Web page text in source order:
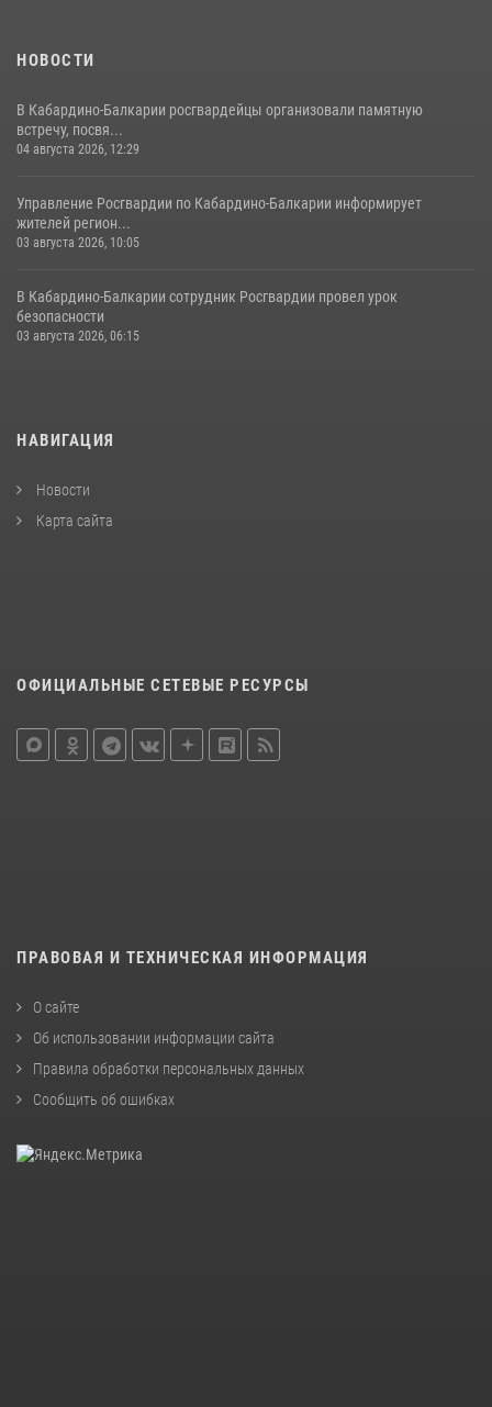
НОВОСТИ
В Кабардино-Балкарии росгвардейцы организовали памятную
встречу, посвя...
04 августа 2026, 12:29
Управление Росгвардии по Кабардино-Балкарии информирует
жителей регион...
03 августа 2026, 10:05
В Кабардино‑Балкарии сотрудник Росгвардии провел урок
безопасности
03 августа 2026, 06:15
НАВИГАЦИЯ
Новости
Карта сайта
ОФИЦИАЛЬНЫЕ СЕТЕВЫЕ РЕСУРСЫ
ПРАВОВАЯ И ТЕХНИЧЕСКАЯ ИНФОРМАЦИЯ
О сайте
Об использовании информации сайта
Правила обработки персональных данных
Сообщить об ошибках